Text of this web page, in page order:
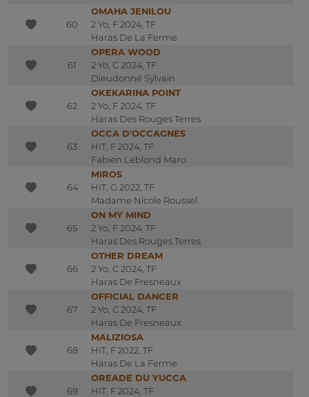
60
OMAHA JENILOU
2 Yo, F 2024, TF
Haras De La Ferme
61
OPERA WOOD
2 Yo, C 2024, TF
Dieudonné Sylvain
62
OKEKARINA POINT
2 Yo, F 2024, TF
Haras Des Rouges Terres
63
OCCA D'OCCAGNES
HIT, F 2024, TF
Fabien Leblond Maro
64
MIROS
HIT, G 2022, TF
Madame Nicole Roussel
65
ON MY MIND
2 Yo, F 2024, TF
Haras Des Rouges Terres
66
OTHER DREAM
2 Yo, C 2024, TF
Haras De Fresneaux
67
OFFICIAL DANCER
2 Yo, C 2024, TF
Haras De Fresneaux
68
MALIZIOSA
HIT, F 2022, TF
Haras De La Ferme
69
OREADE DU YUCCA
HIT, F 2024, TF